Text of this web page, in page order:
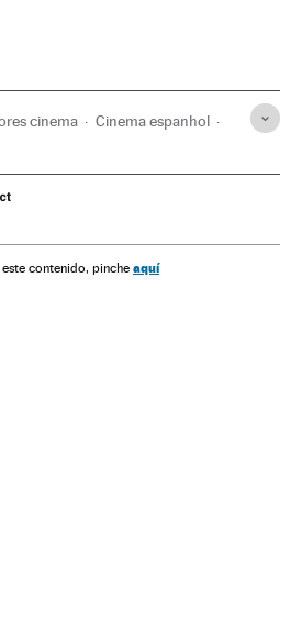
cinema Cinema espanhol
contenido, pinche aquí